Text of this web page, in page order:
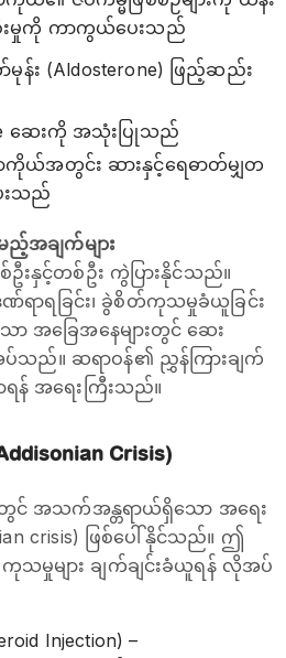
စီးမှုကို ကာကွယ်ပေးသည်
း (Aldosterone) ဖြည့်ဆည်း
ဆေးကို အသုံးပြုသည်
ကိုယ်အတွင်း ဆားနှင့်ရေဓာတ်မျှတ
းသည်
အချက်များ
နှင့်တစ်ဦး ကွဲပြားနိုင်သည်။
ဏ်ရာရခြင်း၊ ခွဲစိတ်ကုသမှုခံယူခြင်း
အခြေအနေများတွင် ဆေး
သည်။ ဆရာဝန်၏ ညွှန်ကြားချက်
အရေးကြီးသည်။
Crisis)
တွင် အသက်အန္တရာယ်ရှိသော အရေး
crisis) ဖြစ်ပေါ်နိုင်သည်။ ဤ
သမှုများ ချက်ချင်းခံယူရန် လိုအပ်
Injection) –